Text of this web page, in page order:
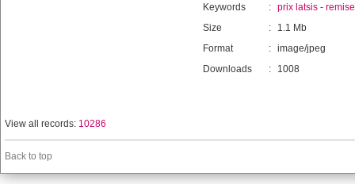
Keywords
: prix latsis - remise
Size
:
1.1 Mb
Format
: image/jpeg
Downloads
: 1008
View all records: 10286
Back to top